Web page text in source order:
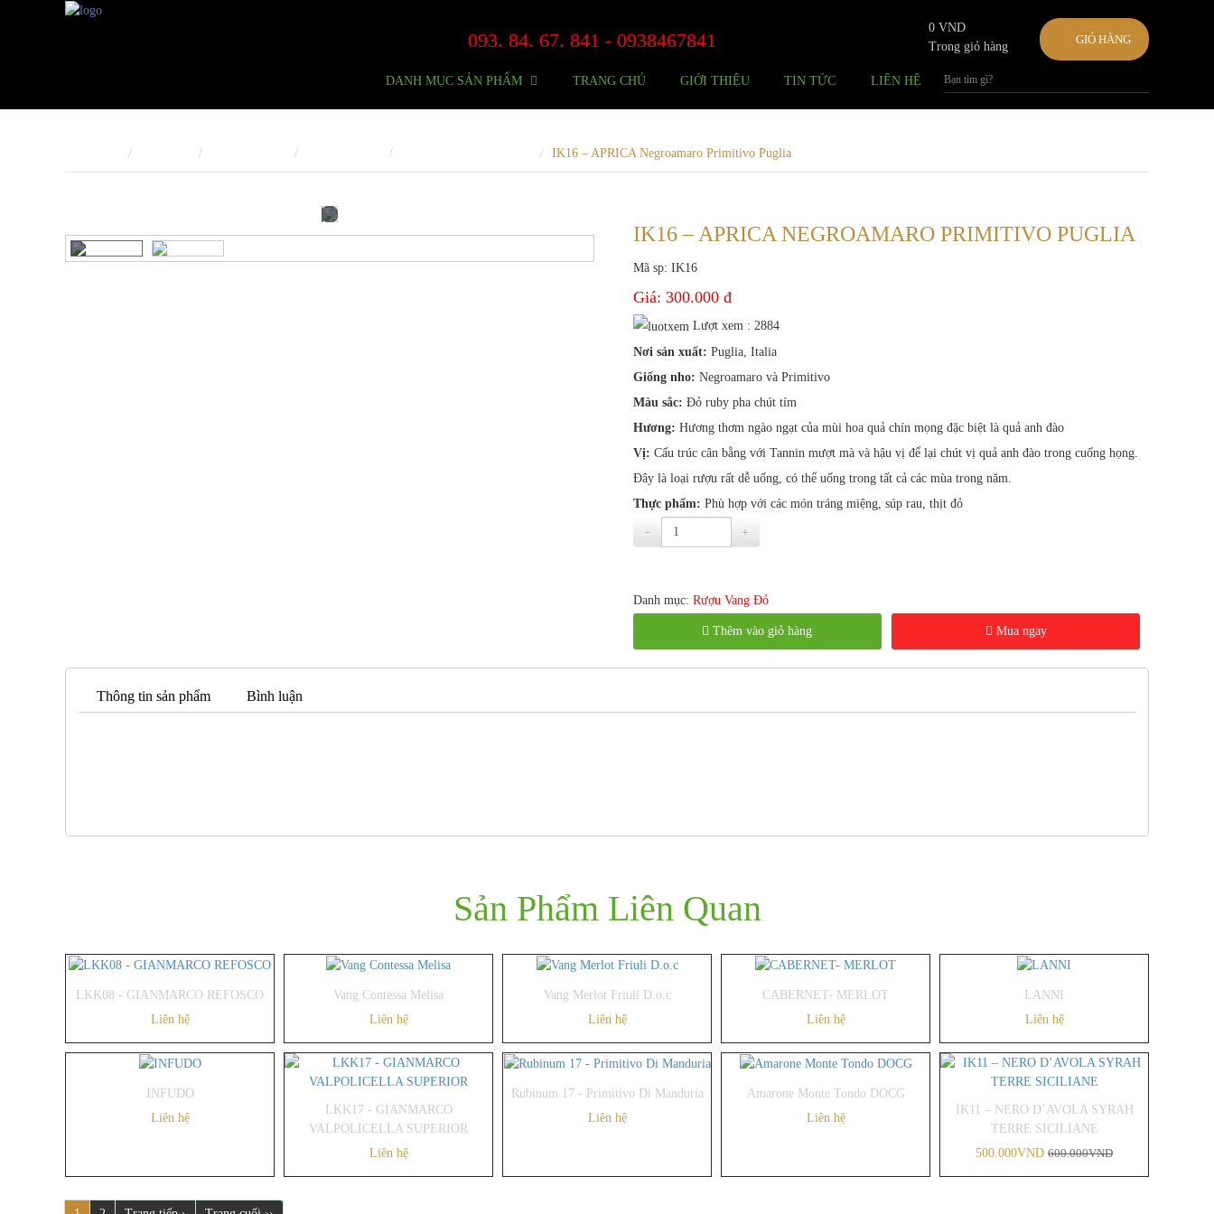
093. 84. 67. 841 - 0938467841
0 VND
Trong giỏ hàng
GIỎ HÀNG
DANH MỤC SẢN PHẨM TRANG CHỦ GIỚI THIỆU TIN TỨC LIÊN HỆ
IK16 – APRICA Negroamaro Primitivo Puglia
IK16 – APRICA NEGROAMARO PRIMITIVO PUGLIA
Mã sp: IK16
Giá: 300.000 đ
Lượt xem : 2884
Nơi sản xuất: Puglia, Italia
Giống nho: Negroamaro và Primitivo
Màu sắc: Đỏ ruby pha chút tím
Hương: Hương thơm ngào ngạt của mùi hoa quả chín mọng đặc biệt là quả anh đào
Vị: Cấu trúc cân bằng với Tannin mượt mà và hậu vị để lại chút vị quả anh đào trong cuống họng.
Đây là loại rượu rất dễ uống, có thể uống trong tất cả các mùa trong năm.
Thực phẩm: Phù hợp với các món tráng miệng, súp rau, thịt đỏ
Danh mục: Rượu Vang Đỏ
Thêm vào giỏ hàng Mua ngay
Thông tin sản phẩm Bình luận
Sản Phẩm Liên Quan
LKK08 - GIANMARCO REFOSCO
Liên hệ
Vang Contessa Melisa
Liên hệ
Vang Merlot Friuli D.o.c
Liên hệ
CABERNET- MERLOT
Liên hệ
LANNI
Liên hệ
INFUDO
Liên hệ
LKK17 - GIANMARCO
VALPOLICELLA SUPERIOR
Liên hệ
Rubinum 17 - Primitivo Di Manduria
Liên hệ
Amarone Monte Tondo DOCG
Liên hệ
IK11 – NERO D’AVOLA SYRAH
TERRE SICILIANE
500.000VND 600.000VND